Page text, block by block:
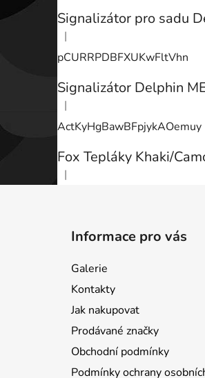
Hodnocení produktu je 3 z 5
|
pCURRPDBFXUKwFltVhn
Signalizátor Delphin
Hodnocení produktu je 3 z 5
|
ActKyHgBawBFpjykAOemuy
Fox Tepláky Khaki/
Hodnocení produktu je 5 z 5
|
Informace pro vás
Galerie
Kontakty
Jak nakupovat
Prodávané značky
Obchodní podmínky
Podmínky ochrany